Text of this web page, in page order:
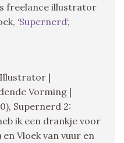
freelance illustrator
‘Supernerd‘,
Illustrator |
Vorming |
Supernerd 2:
ik een drankje voor
Vloek van vuur en